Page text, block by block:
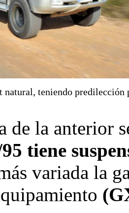
natural, teniendo predilección
de la anterior
tiene
variada la